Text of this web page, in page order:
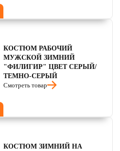
КОСТЮМ РАБОЧИЙ
МУЖСКОЙ ЗИМНИЙ
"ФИЛИГИР" ЦВЕТ СЕРЫЙ/
ТЕМНО-СЕРЫЙ
Смотреть товар
КОСТЮМ ЗИМНИЙ НА